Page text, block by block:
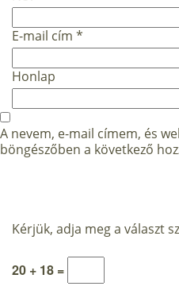
E-mail cím *
Honlap
A nevem, e-mail címem, és
böngészőben a következő
Kérjük, adja meg a választ
20 + 18 =